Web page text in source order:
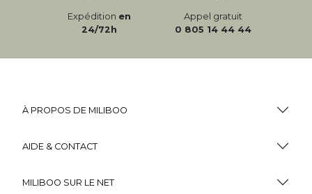
Expédition en
24/72h
Appel gratuit
0 805 14 44 44
À PROPOS DE MILIBOO
AIDE & CONTACT
MILIBOO SUR LE NET